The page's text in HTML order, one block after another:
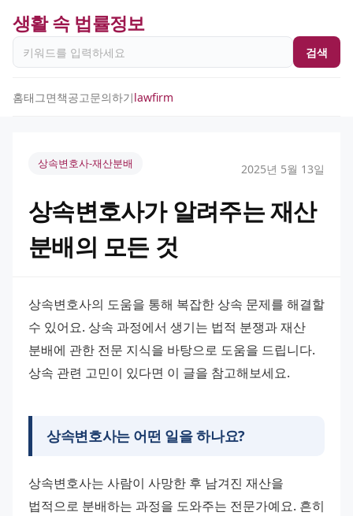
생활 속 법률정보
검색
홈태그면책공고문의하기lawfirm
상속변호사-재산분배 2025년 5월 13일
상속변호사가 알려주는 재산
분배의 모든 것
상속변호사의 도움을 통해 복잡한 상속 문제를 해결할
수 있어요. 상속 과정에서 생기는 법적 분쟁과 재산
분배에 관한 전문 지식을 바탕으로 도움을 드립니다.
상속 관련 고민이 있다면 이 글을 참고해보세요.
상속변호사는 어떤 일을 하나요?
상속변호사는 사람이 사망한 후 남겨진 재산을
법적으로 분배하는 과정을 도와주는 전문가예요. 흔히